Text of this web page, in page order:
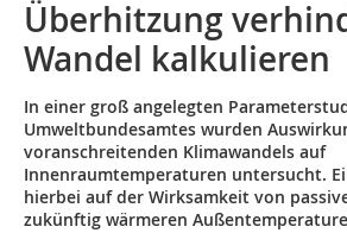
Überhitzung
Wandel kalkulieren
In einer groß angelegten
Umweltbundesamtes wurden
voranschreitenden Klimawandels auf
Innenraumtemperaturen untersucht.
hierbei auf der Wirksamkeit von
zukünftig wärmeren